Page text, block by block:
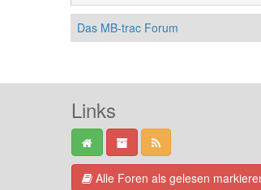
Das MB-trac Forum
Links
Alle Foren als gelesen